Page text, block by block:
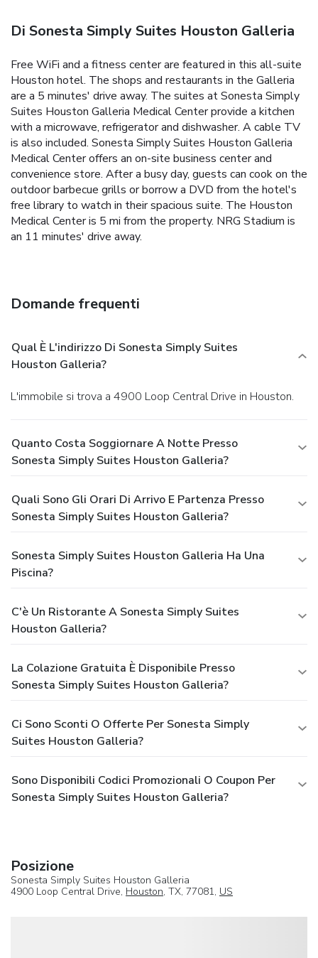
Di Sonesta Simply Suites Houston Galleria
Free WiFi and a fitness center are featured in this all-suite
Houston hotel. The shops and restaurants in the Galleria
are a 5 minutes' drive away. The suites at Sonesta Simply
Suites Houston Galleria Medical Center provide a kitchen
with a microwave, refrigerator and dishwasher. A cable TV
is also included. Sonesta Simply Suites Houston Galleria
Medical Center offers an on-site business center and
convenience store. After a busy day, guests can cook on the
outdoor barbecue grills or borrow a DVD from the hotel's
free library to watch in their spacious suite. The Houston
Medical Center is 5 mi from the property. NRG Stadium is
an 11 minutes' drive away.
Domande frequenti
Qual È L'indirizzo Di Sonesta Simply Suites
Houston Galleria?
L'immobile si trova a 4900 Loop Central Drive in Houston.
Quanto Costa Soggiornare A Notte Presso
Sonesta Simply Suites Houston Galleria?
Quali Sono Gli Orari Di Arrivo E Partenza Presso
Sonesta Simply Suites Houston Galleria?
Sonesta Simply Suites Houston Galleria Ha Una
Piscina?
C'è Un Ristorante A Sonesta Simply Suites
Houston Galleria?
La Colazione Gratuita È Disponibile Presso
Sonesta Simply Suites Houston Galleria?
Ci Sono Sconti O Offerte Per Sonesta Simply
Suites Houston Galleria?
Sono Disponibili Codici Promozionali O Coupon Per
Sonesta Simply Suites Houston Galleria?
Posizione
Sonesta Simply Suites Houston Galleria
4900 Loop Central Drive, Houston, TX, 77081, US